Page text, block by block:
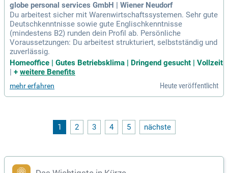
globe personal services GmbH | Wiener Neudorf
Du arbeitest sicher mit Warenwirtschaftssystemen. Sehr gute
Deutschkenntnisse sowie gute Englischkenntnisse
(mindestens B2) runden dein Profil ab. Persönliche
Voraussetzungen: Du arbeitest strukturiert, selbstständig und
zuverlässig.
Homeoffice | Gutes Betriebsklima | Dringend gesucht | Vollzeit
+ weitere Benefits
mehr erfahren Heute veröffentlicht
1 2 3 4 5 nächste